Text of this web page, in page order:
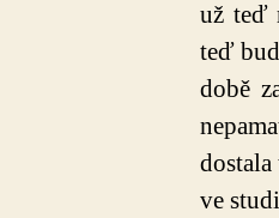
už teď
teď
době
ve